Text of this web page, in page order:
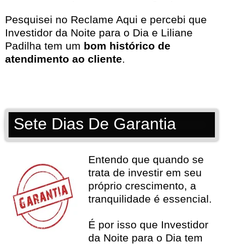
Pesquisei no Reclame Aqui e percebi que
Investidor da Noite para o Dia e Liliane
Padilha tem um bom histórico de
atendimento ao cliente.
Sete Dias De Garantia
Entendo que quando se
trata de investir em seu
próprio crescimento, a
tranquilidade é essencial.
É por isso que Investidor
da Noite para o Dia tem